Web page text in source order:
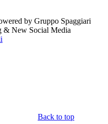
by Gruppo Spaggiari
& New Social Media
Back to top